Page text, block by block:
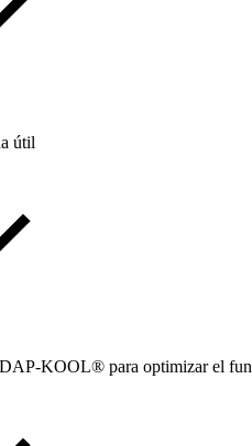
útil
KOOL® para optimizar el